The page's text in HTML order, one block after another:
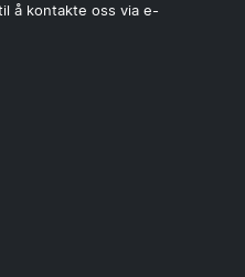
å kontakte oss via e-